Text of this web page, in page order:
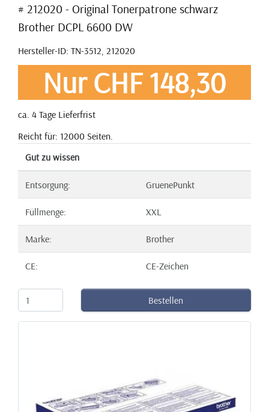
# 212020 - Original Tonerpatrone schwarz
Brother DCPL 6600 DW
Hersteller-ID: TN-3512, 212020
Nur CHF 148,30
ca. 4 Tage Lieferfrist
Reicht für: 12000 Seiten.
Gut zu wissen
Entsorgung: GruenePunkt
Füllmenge: XXL
Marke: Brother
CE: CE-Zeichen
Bestellen